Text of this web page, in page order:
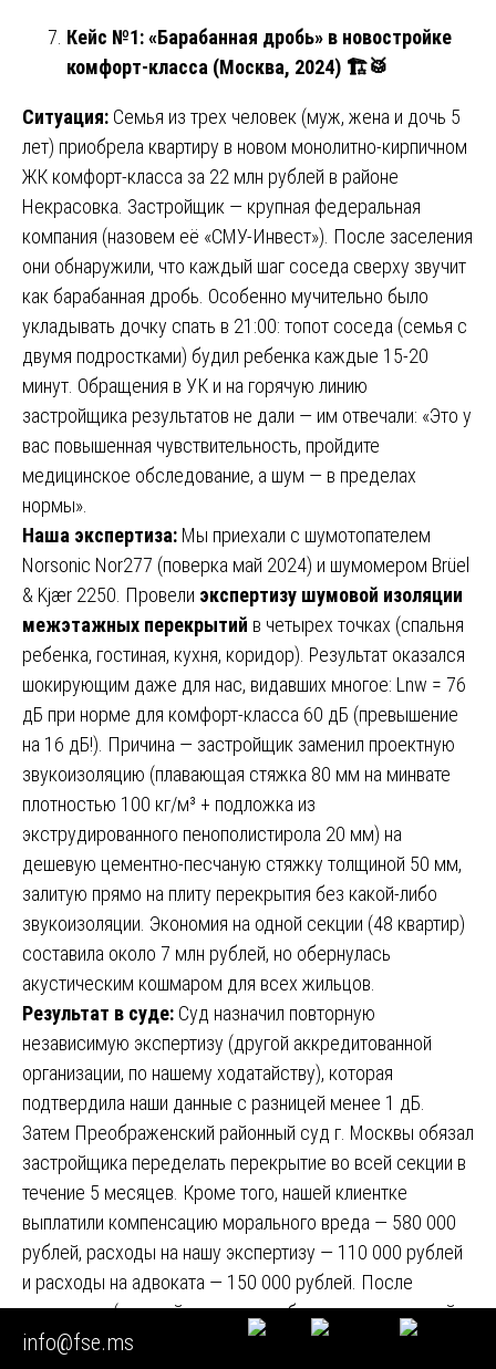
Кейс №1: «Барабанная дробь» в новостройке
комфорт-класса (Москва, 2024) 🏗️🥁
Ситуация: Семья из трех человек (муж, жена и дочь 5
лет) приобрела квартиру в новом монолитно-кирпичном
ЖК комфорт-класса за 22 млн рублей в районе
Некрасовка. Застройщик — крупная федеральная
компания (назовем её «СМУ-Инвест»). После заселения
они обнаружили, что каждый шаг соседа сверху звучит
как барабанная дробь. Особенно мучительно было
укладывать дочку спать в 21:00: топот соседа (семья с
двумя подростками) будил ребенка каждые 15-20
минут. Обращения в УК и на горячую линию
застройщика результатов не дали — им отвечали: «Это у
вас повышенная чувствительность, пройдите
медицинское обследование, а шум — в пределах
нормы».
Наша экспертиза: Мы приехали с шумотопателем
Norsonic Nor277 (поверка май 2024) и шумомером Brüel
& Kjær 2250. Провели экспертизу шумовой изоляции
межэтажных перекрытий в четырех точках (спальня
ребенка, гостиная, кухня, коридор). Результат оказался
шокирующим даже для нас, видавших многое: Lnw = 76
дБ при норме для комфорт-класса 60 дБ (превышение
на 16 дБ!). Причина — застройщик заменил проектную
звукоизоляцию (плавающая стяжка 80 мм на минвате
плотностью 100 кг/м³ + подложка из
экструдированного пенополистирола 20 мм) на
дешевую цементно-песчаную стяжку толщиной 50 мм,
залитую прямо на плиту перекрытия без какой-либо
звукоизоляции. Экономия на одной секции (48 квартир)
составила около 7 млн рублей, но обернулась
акустическим кошмаром для всех жильцов.
Результат в суде: Суд назначил повторную
независимую экспертизу (другой аккредитованной
организации, по нашему ходатайству), которая
подтвердила наши данные с разницей менее 1 дБ.
Затем Преображенский районный суд г. Москвы обязал
застройщика переделать перекрытие во всей секции в
течение 5 месяцев. Кроме того, нашей клиентке
выплатили компенсацию морального вреда — 580 000
рублей, расходы на нашу экспертизу — 110 000 рублей
и расходы на адвоката — 150 000 рублей. После
переделки (застройщик нанял субподрядчика за свой
счет) Lnw снизился до 53 дБ — семья наконец-то
info@fse.ms